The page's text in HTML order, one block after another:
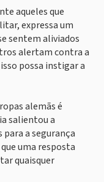
aqueles que
expressa um
sentem aliviados
alertam contra a
possa instigar a
alemãs é
salientou a
a segurança
uma resposta
quaisquer